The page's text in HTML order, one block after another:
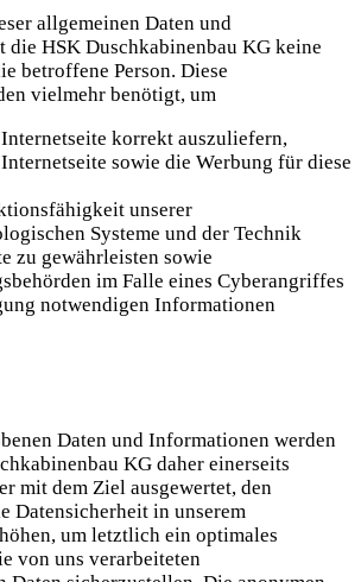
allgemeinen Daten und
HSK Duschkabinenbau KG keine
betroffene Person. Diese
vielmehr benötigt, um
korrekt auszuliefern,
sowie die Werbung für diese
unserer
Systeme und der Technik
zu gewährleisten sowie
im Falle eines Cyberangriffes
notwendigen Informationen
Daten und Informationen werden
KG daher einerseits
mit dem Ziel ausgewertet, den
Datensicherheit in unserem
um letztlich ein optimales
von uns verarbeiteten